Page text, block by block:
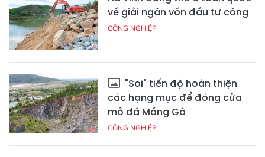
về giải ngân vốn đầu tư công
CÔNG NGHIỆP
"Soi" tiến độ hoàn thiện
các hạng mục để đóng cửa
mỏ đá Mồng Gà
CÔNG NGHIỆP